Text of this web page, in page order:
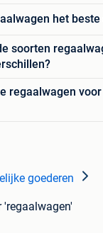
het
soorten
regaalwagen
goederen
'regaalwagen'